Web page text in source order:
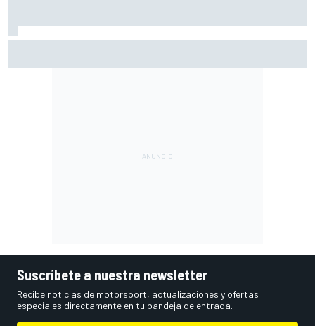
Suscríbete a nuestra newsletter
Recibe noticias de motorsport, actualizaciones y ofertas
especiales directamente en tu bandeja de entrada.